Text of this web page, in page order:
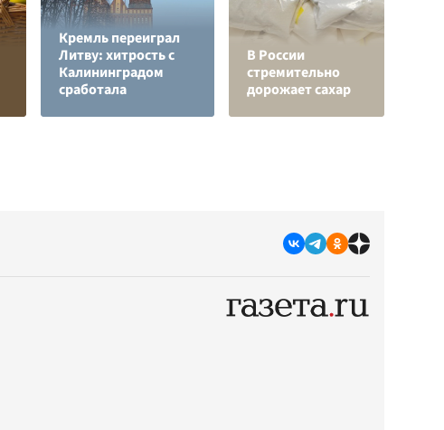
Кремль переиграл
Литву: хитрость с
Калининградом
сработала
В России
стремительно
дорожает сахар